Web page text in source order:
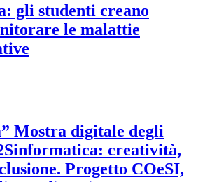
gli studenti creano
le malattie
Mostra digitale degli
creatività,
Progetto COeSI,